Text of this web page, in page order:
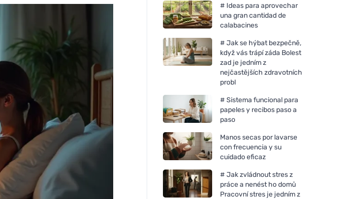
# Ideas para aprovechar
una gran cantidad de
calabacines
# Jak se hýbat bezpečně,
když vás trápí záda Bolest
zad je jedním z
nejčastějších zdravotních
probl
# Sistema funcional para
papeles y recibos paso a
paso
Manos secas por lavarse
con frecuencia y su
cuidado eficaz
# Jak zvládnout stres z
práce a nenést ho domů
Pracovní stres je jedním z